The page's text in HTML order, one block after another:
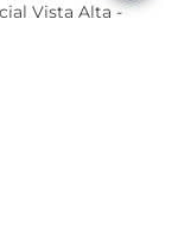
Vista Alta -